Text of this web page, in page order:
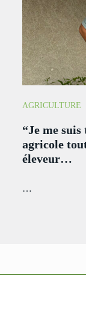
AGRICULTURE
“Je me
agricole
éleveur…
…